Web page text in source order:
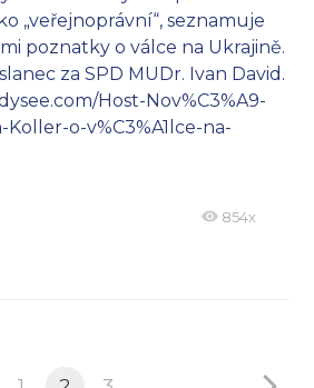
„veřejnoprávní“, seznamuje
poznatky o válce na Ukrajině.
za SPD MUDr. Ivan David.
Host-Nov%C3%A9-
o-v%C3%A1lce-na-
854x